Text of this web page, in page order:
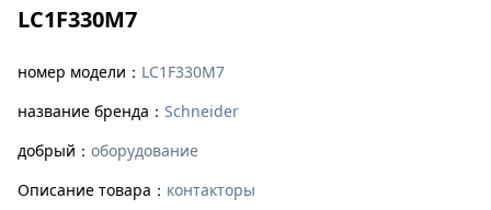
LC1F330M7
номер модели： LC1F330M7
название бренда： Schneider
добрый： оборудование
Описание товара： контакторы